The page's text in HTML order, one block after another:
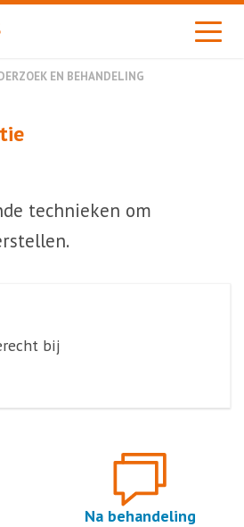
EN BEHANDELING
technieken om
bij
Na behandeling